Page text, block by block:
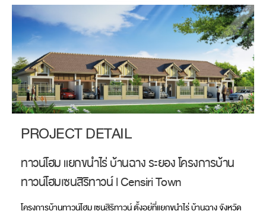
PROJECT DETAIL
ทาวน์โฮม แยกขนำไร่ บ้านฉาง ระยอง โครงการบ้าน
ทาวน์โฮมเซนสิริทาวน์ l Censiri Town
โครงการบ้านทาวน์โฮม เซนสิริทาวน์ ตั้งอยู่ที่แยกขนำไร่ บ้านฉาง จังหวัด